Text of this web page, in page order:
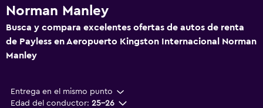
Norman Manley
Busca y compara excelentes ofertas de autos de renta
de Payless en Aeropuerto Kingston Internacional Norman
Manley
Entrega en el mismo punto
Edad del conductor: 25-26